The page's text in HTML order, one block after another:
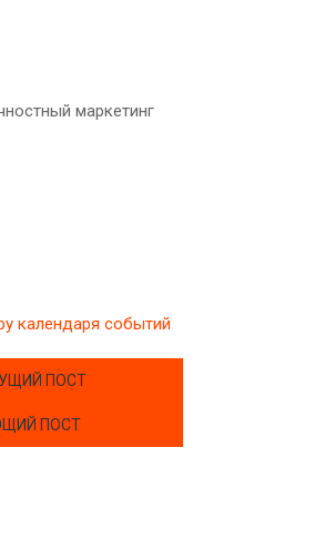
маркетинг
календаря событий
ПОСТ
ПОСТ